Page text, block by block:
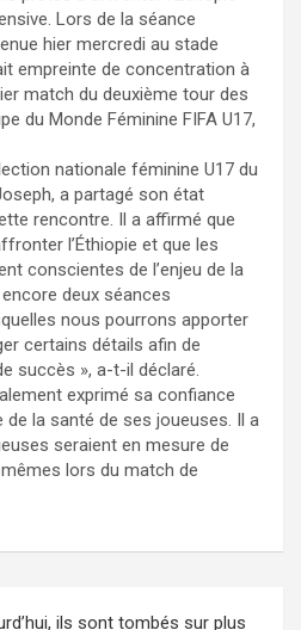
Lors de la séance
hier mercredi au stade
empreinte de concentration à
match du deuxième tour des
du Monde Féminine FIFA U17,
nationale féminine U17 du
a partagé son état
rencontre. Il a affirmé que
l’Éthiopie et que les
conscientes de l’enjeu de la
deux séances
nous pourrons apporter
certains détails afin de
succès », a-t-il déclaré.
exprimé sa confiance
de la santé de ses joueuses. Il a
seraient en mesure de
lors du match de
ils sont tombés sur plus